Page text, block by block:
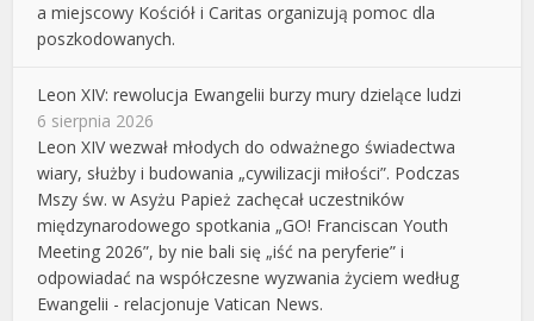
a miejscowy Kościół i Caritas organizują pomoc dla
poszkodowanych.
Leon XIV: rewolucja Ewangelii burzy mury dzielące ludzi
6 sierpnia 2026
Leon XIV wezwał młodych do odważnego świadectwa
wiary, służby i budowania „cywilizacji miłości”. Podczas
Mszy św. w Asyżu Papież zachęcał uczestników
międzynarodowego spotkania „GO! Franciscan Youth
Meeting 2026”, by nie bali się „iść na peryferie” i
odpowiadać na współczesne wyzwania życiem według
Ewangelii - relacjonuje Vatican News.